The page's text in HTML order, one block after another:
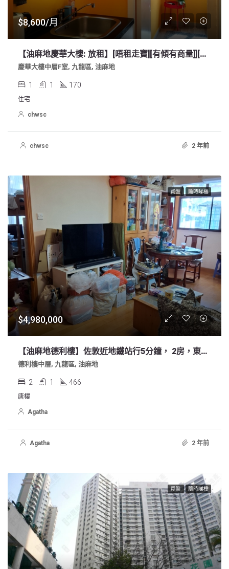
$8,600/月
【油麻地慶華大樓: 放租】[唔租走寶][有傾有商量]][免佣]近地鐵站，即租即住套房，裝修時尚，包電器家俬，床，上網，中層開揚
慶華大樓中層F室, 九龍區, 油麻地
1 1 170
住宅
chwsc
chwsc 2 年前
買盤 隨時睇樓
$4,980,000
【油麻地德利樓】佐敦近地鐵站行5分鐘， 2房，東南，2 邊單邊. 如有查詢或約睇樓，可聯絡 93911200
德利樓中層, 九龍區, 油麻地
2 1 466
唐樓
Agatha
Agatha 2 年前
買盤 隨時睇樓